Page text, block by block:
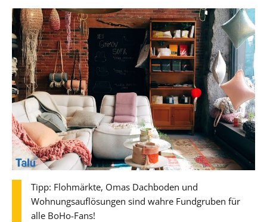
Tipp: Flohmärkte, Omas Dachboden und
Wohnungsauflösungen sind wahre Fundgruben für
alle BoHo-Fans!